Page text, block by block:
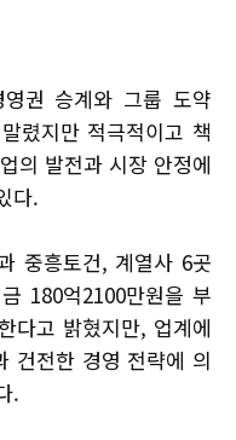
권 승계와 그룹 도약
렸지만 적극적이고 책
의 발전과 시장 안정에
다.
중흥토건, 계열사 6곳
180억2100만원을 부
다고 밝혔지만, 업계에
건전한 경영 전략에 의
.